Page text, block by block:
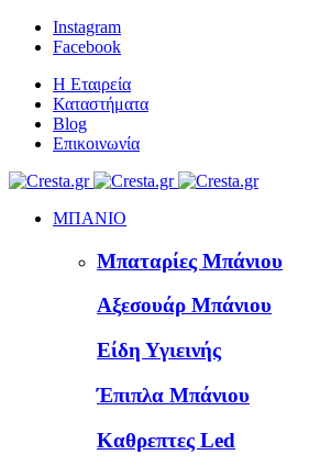
Instagram
Facebook
Η Εταιρεία
Καταστήματα
Blog
Επικοινωνία
ΜΠΑΝΙΟ
Μπαταρίες Μπάνιου
Αξεσουάρ Μπάνιου
Είδη Υγιεινής
Έπιπλα Μπάνιου
Καθρεπτες Led